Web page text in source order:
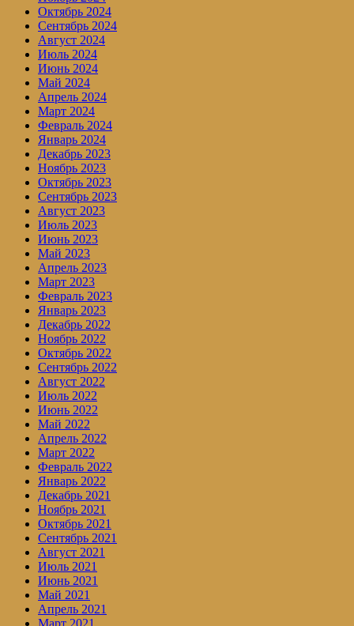
Октябрь 2024
Сентябрь 2024
Август 2024
Июль 2024
Июнь 2024
Май 2024
Апрель 2024
Март 2024
Февраль 2024
Январь 2024
Декабрь 2023
Ноябрь 2023
Октябрь 2023
Сентябрь 2023
Август 2023
Июль 2023
Июнь 2023
Май 2023
Апрель 2023
Март 2023
Февраль 2023
Январь 2023
Декабрь 2022
Ноябрь 2022
Октябрь 2022
Сентябрь 2022
Август 2022
Июль 2022
Июнь 2022
Май 2022
Апрель 2022
Март 2022
Февраль 2022
Январь 2022
Декабрь 2021
Ноябрь 2021
Октябрь 2021
Сентябрь 2021
Август 2021
Июль 2021
Июнь 2021
Май 2021
Апрель 2021
Март 2021